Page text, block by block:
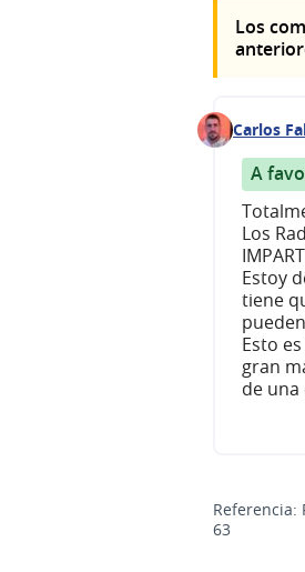
Los
Comentario
Carlos
A
Los
Estoy
tiene
Esto
gran
de
Referencia:
63